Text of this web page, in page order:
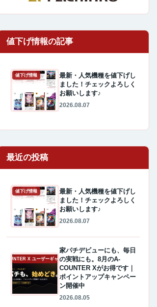
値下げ情報
最新・人気機種を値下げし
ました！チェックよろしく
お願いします♪
2026.08.07
最近の投稿
値下げ情報
最新・人気機種を値下げし
ました！チェックよろしく
お願いします♪
2026.08.07
A-COUNTER X ユーザーギャラリー
家パチデビューにも、毎日
の実戦にも。8月のA-
COUNTER Xがお得です｜
ポイントアップキャンペー
ン開催中
2026.08.05